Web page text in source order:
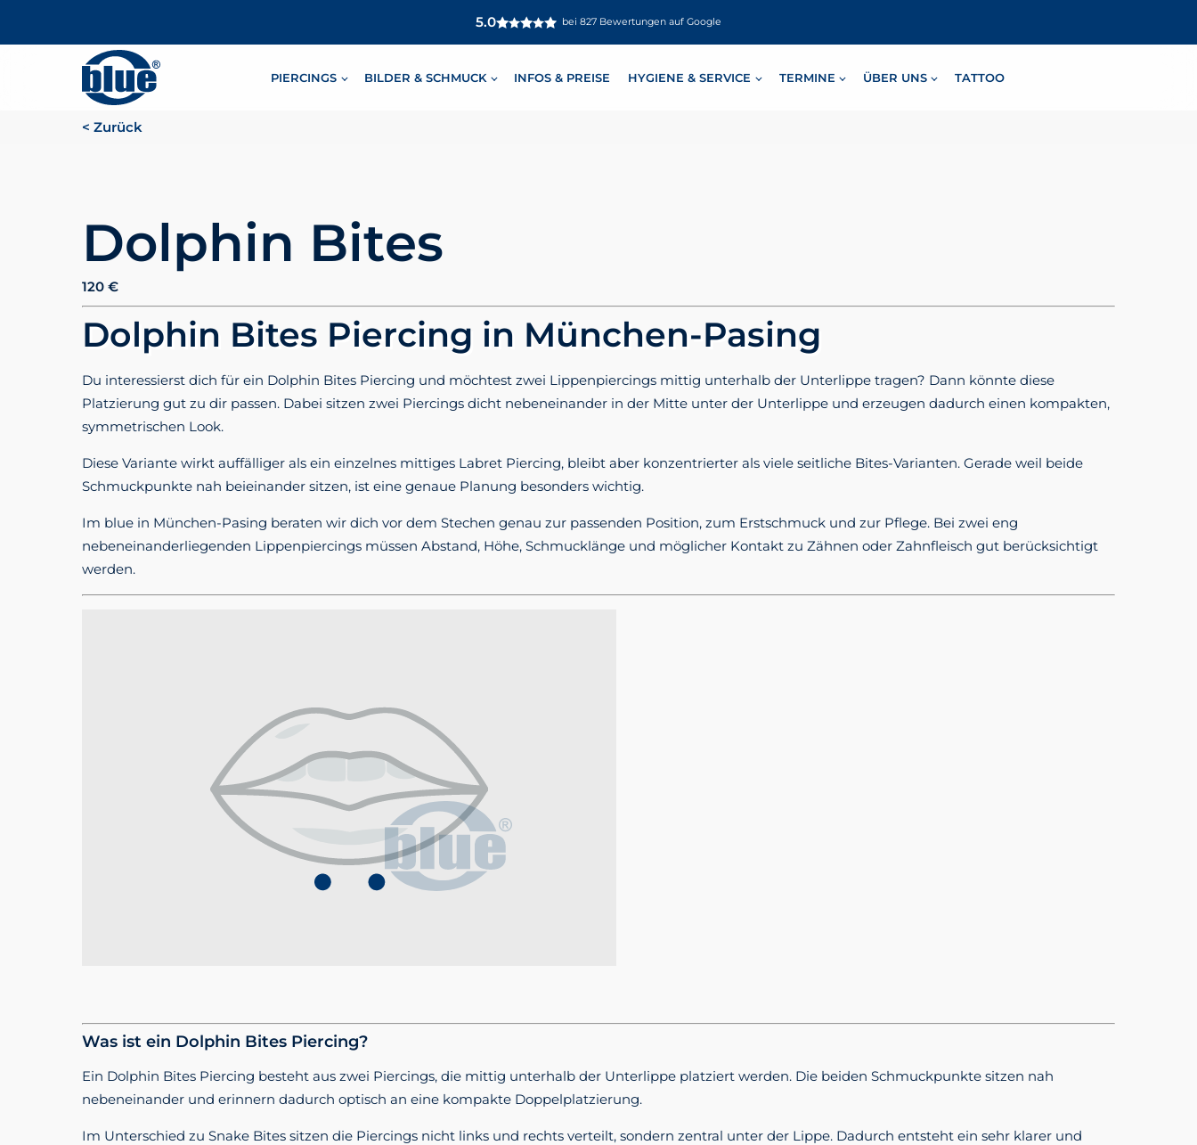
5.0 bei 827 Bewertungen auf Google
PIERCINGS BILDER & SCHMUCK INFOS & PREISE HYGIENE & SERVICE TERMINE ÜBER UNS TATTOO
< Zurück
Dolphin Bites
120 €
Dolphin Bites Piercing in München-Pasing
Du interessierst dich für ein Dolphin Bites Piercing und möchtest zwei Lippenpiercings mittig unterhalb der Unterlippe tragen? Dann könnte diese
Platzierung gut zu dir passen. Dabei sitzen zwei Piercings dicht nebeneinander in der Mitte unter der Unterlippe und erzeugen dadurch einen kompakten,
symmetrischen Look.
Diese Variante wirkt auffälliger als ein einzelnes mittiges Labret Piercing, bleibt aber konzentrierter als viele seitliche Bites-Varianten. Gerade weil beide
Schmuckpunkte nah beieinander sitzen, ist eine genaue Planung besonders wichtig.
Im blue in München-Pasing beraten wir dich vor dem Stechen genau zur passenden Position, zum Erstschmuck und zur Pflege. Bei zwei eng
nebeneinanderliegenden Lippenpiercings müssen Abstand, Höhe, Schmucklänge und möglicher Kontakt zu Zähnen oder Zahnfleisch gut berücksichtigt
werden.
Was ist ein Dolphin Bites Piercing?
Ein Dolphin Bites Piercing besteht aus zwei Piercings, die mittig unterhalb der Unterlippe platziert werden. Die beiden Schmuckpunkte sitzen nah
nebeneinander und erinnern dadurch optisch an eine kompakte Doppelplatzierung.
Im Unterschied zu Snake Bites sitzen die Piercings nicht links und rechts verteilt, sondern zentral unter der Lippe. Dadurch entsteht ein sehr klarer und